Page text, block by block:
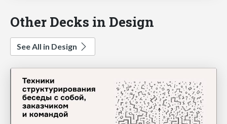
Other Decks in Design
See All in Design